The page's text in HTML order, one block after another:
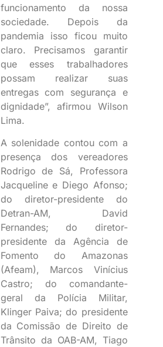
funcionamento da nossa
sociedade. Depois da
pandemia isso ficou muito
claro. Precisamos garantir
que esses trabalhadores
possam realizar suas
entregas com segurança e
dignidade”, afirmou Wilson
Lima.
A solenidade contou com a
presença dos vereadores
Rodrigo de Sá, Professora
Jacqueline e Diego Afonso;
do diretor-presidente do
Detran-AM, David
Fernandes; do diretor-
presidente da Agência de
Fomento do Amazonas
(Afeam), Marcos Vinícius
Castro; do comandante-
geral da Polícia Militar,
Klinger Paiva; do presidente
da Comissão de Direito de
Trânsito da OAB-AM, Tiago